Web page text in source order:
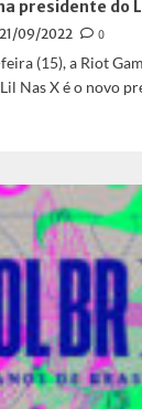
presidente do
21/09/2022
0
(15), a Riot
Nas X é o novo